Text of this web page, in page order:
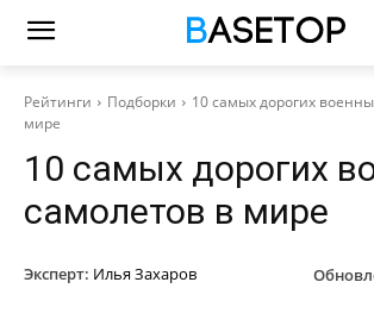
Рейтинги Подборки
10 самых дорогих
мире
10 самых дорогих
самолетов в мире
Эксперт: Илья Захаров